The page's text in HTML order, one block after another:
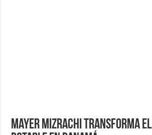
Mayer Mizrachi transforma el